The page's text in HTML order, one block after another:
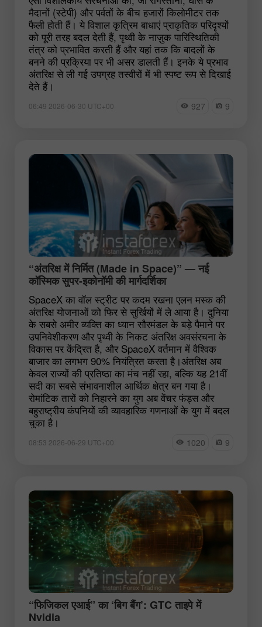
मैदानों (स्टेपी) और पर्वतों के बीच हजारों किलोमीटर तक
फैली होती हैं। ये विशाल कृत्रिम बाधाएं प्राकृतिक परिदृश्यों
को पूरी तरह बदल देती हैं, पृथ्वी के नाज़ुक पारिस्थितिकी
तंत्र को प्रभावित करती हैं और यहां तक कि बादलों के
बनने की प्रक्रिया पर भी असर डालती हैं। इनके ये प्रभाव
अंतरिक्ष से ली गई उपग्रह तस्वीरों में भी स्पष्ट रूप से दिखाई
देते हैं।
06:49 2026-06-30 UTC+00 927 9
“अंतरिक्ष में निर्मित (Made in Space)” — नई
कॉस्मिक सुपर-इकोनॉमी की मार्गदर्शिका
SpaceX का वॉल स्ट्रीट पर कदम रखना एलन मस्क की
अंतरिक्ष योजनाओं को फिर से सुर्खियों में ले आया है। दुनिया
के सबसे अमीर व्यक्ति का ध्यान सौरमंडल के बड़े पैमाने पर
उपनिवेशीकरण और पृथ्वी के निकट अंतरिक्ष अवसंरचना के
विकास पर केंद्रित है, और SpaceX वर्तमान में वैश्विक
बाजार का लगभग 90% नियंत्रित करता है।अंतरिक्ष अब
केवल राज्यों की प्रतिष्ठा का मंच नहीं रहा, बल्कि यह 21वीं
सदी का सबसे संभावनाशील आर्थिक क्षेत्र बन गया है।
रोमांटिक तारों को निहारने का युग अब वेंचर फंड्स और
बहुराष्ट्रीय कंपनियों की व्यावहारिक गणनाओं के युग में बदल
चुका है।
08:53 2026-06-29 UTC+00 1020 9
“फिजिकल एआई” का ‘बिग बैंग’: GTC ताइपे में
Nvidia